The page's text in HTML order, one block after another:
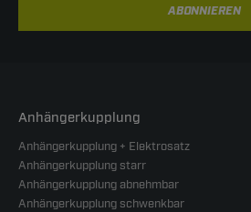
ABONNIEREN
Anhängerkupplung
Anhängerkupplung + Elektrosatz
Anhängerkupplung starr
Anhängerkupplung abnehmbar
Anhängerkupplung schwenkbar